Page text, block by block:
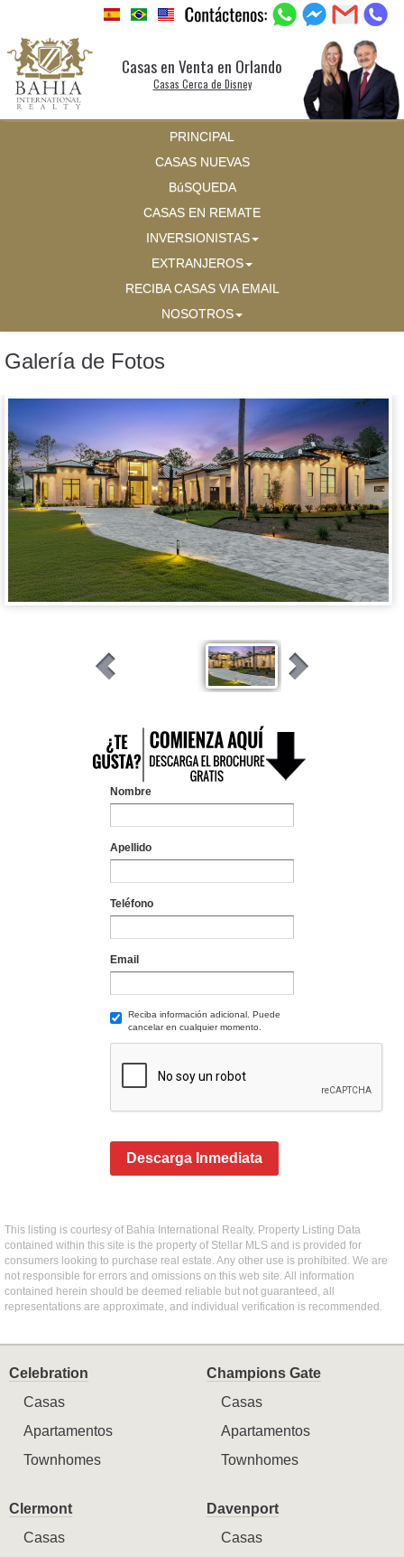
Casas en Venta en Orlando
Casas Cerca de Disney
PRINCIPAL
CASAS NUEVAS
BúSQUEDA
CASAS EN REMATE
INVERSIONISTAS
EXTRANJEROS
RECIBA CASAS VIA EMAIL
NOSOTROS
Galería de Fotos
Nombre
Apellido
Teléfono
Email
Reciba información adicional. Puede
cancelar en cualquier momento.
Descarga Inmediata
This listing is courtesy of Bahia International Realty. Property Listing Data
contained within this site is the property of Stellar MLS and is provided for
consumers looking to purchase real estate. Any other use is prohibited. We are
not responsible for errors and omissions on this web site. All information
contained herein should be deemed reliable but not guaranteed, all
representations are approximate, and individual verification is recommended.
Celebration
Casas
Apartamentos
Townhomes
Champions Gate
Casas
Apartamentos
Townhomes
Clermont
Casas
Davenport
Casas